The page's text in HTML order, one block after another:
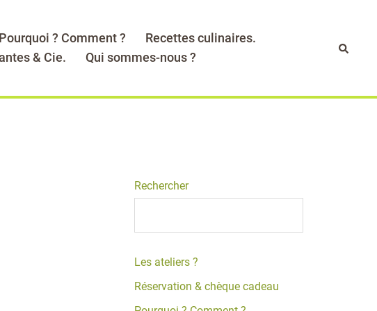
Pourquoi ? Comment ?
Recettes culinaires.
& Cie. Qui sommes-nous ?
Rechercher
Les ateliers ?
Réservation & chèque cadeau